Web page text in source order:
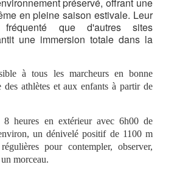
en pleine saison estivale. Leur
que d'autres sites
une immersion totale dans la
à tous les marcheurs en bonne
des athlètes et aux enfants à partir de
8 heures en extérieur avec 6h00 de
un dénivelé positif de 1100 m
pour contempler, observer,
morceau.